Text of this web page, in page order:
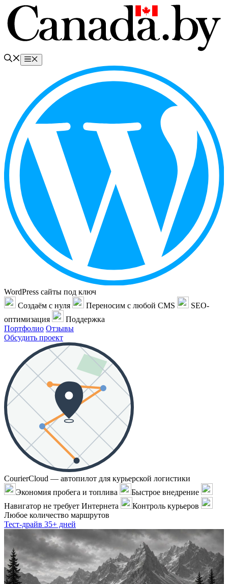
Перейти
содержимому
Меню
WordPress сайты под ключ
Создаём с нуля
Переносим с любой CMS
SEO-
оптимизация
Поддержка
Портфолио Отзывы
Обсудить проект
CourierCloud — автопилот для курьерской логистики
Экономия пробега и топлива
Быстрое внедрение
Навигатор не требует Интернета
Контроль курьеров
Любое количество маршрутов
Тест-драйв 35+ дней